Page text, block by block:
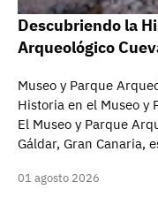
Descubriendo la
Arqueológico
Museo y Parque
Historia en el Museo y
El Museo y Parque
Gáldar, Gran Canaria,
01 agosto 2026